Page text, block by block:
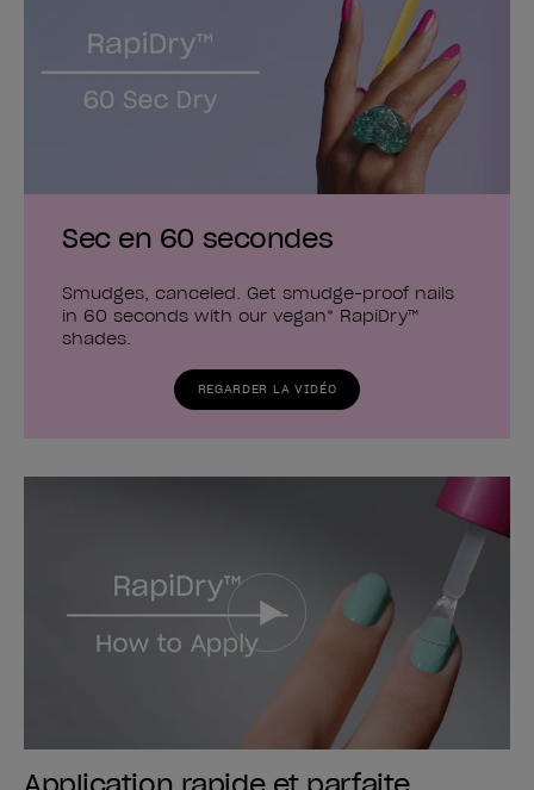
Sec en 60 secondes
Smudges, canceled. Get smudge-proof nails
in 60 seconds with our vegan* RapiDry™
shades.
REGARDER LA VIDÉO